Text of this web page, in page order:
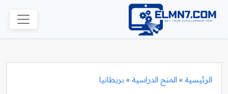
الرئيسية » المنح الدراسية » بريطانيا